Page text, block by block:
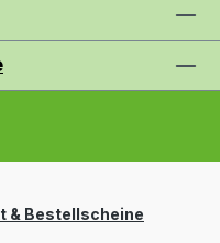
& Bestellscheine